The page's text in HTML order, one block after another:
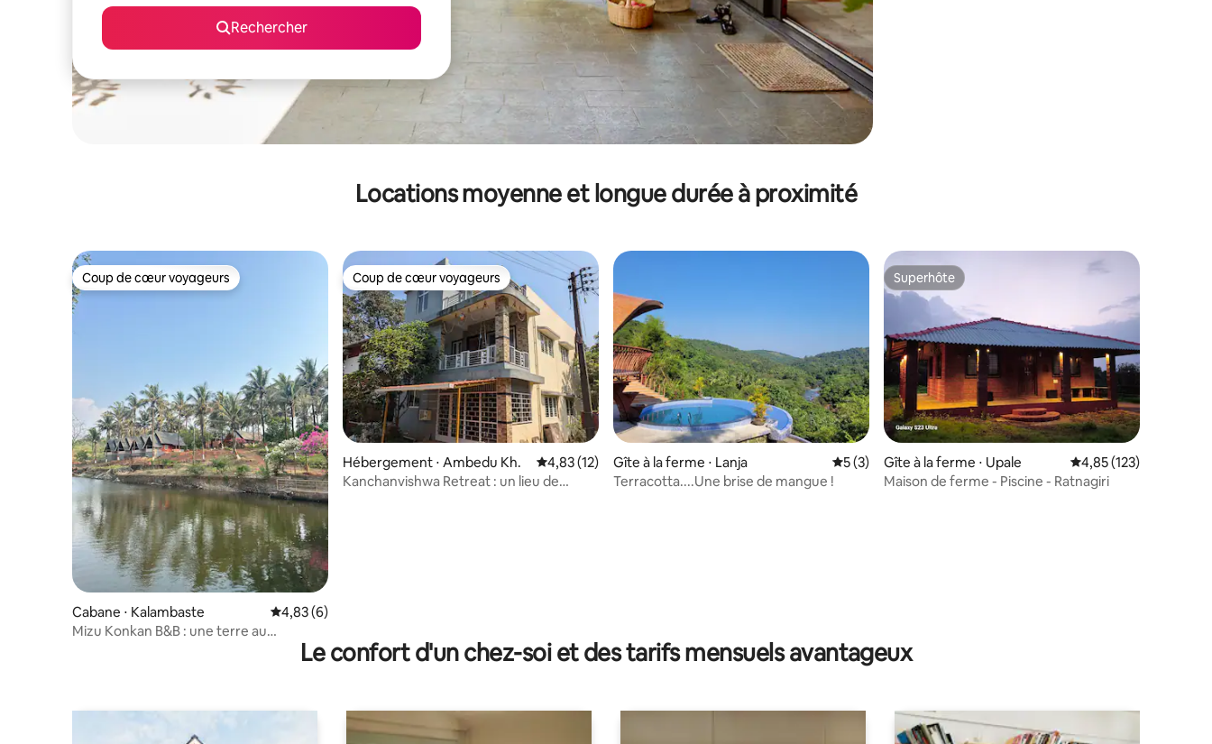
Rechercher
Locations moyenne et longue durée à proximité
Coup de cœur voyageurs
Coup de cœur voyageurs
Cabane ⋅ Kalambaste Évaluation moyenne sur la base de 6 commentaires : 4,83 sur 5
4,83 (6)
Mizu Konkan B&B : une terre au
Coup de cœur voyageurs
Coup de cœur voyageurs
Hébergement ⋅ Ambedu Kh. Évaluation moyenne sur la base de 12 commentaires : 4,83 sur 5
4,83 (12)
Kanchanvishwa Retreat : un lieu de
Gîte à la ferme ⋅ Lanja Évaluation moyenne sur la base de 3 commentaires : 5 sur 5
5 (3)
Terracotta....Une brise de mangue !
Superhôte
Superhôte
Gîte à la ferme ⋅ Upale Évaluation moyenne
4,85 (123)
Maison de ferme - Piscine - Ratnagiri
Le confort d'un chez-soi et des tarifs mensuels avantageux